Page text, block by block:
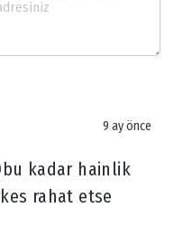
9 ay önce
kadar hainlik
rahat etse